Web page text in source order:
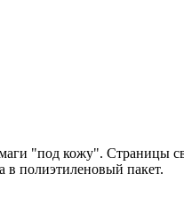
"под кожу". Страницы
в полиэтиленовый пакет.